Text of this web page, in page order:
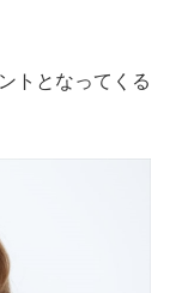
トとなってくる